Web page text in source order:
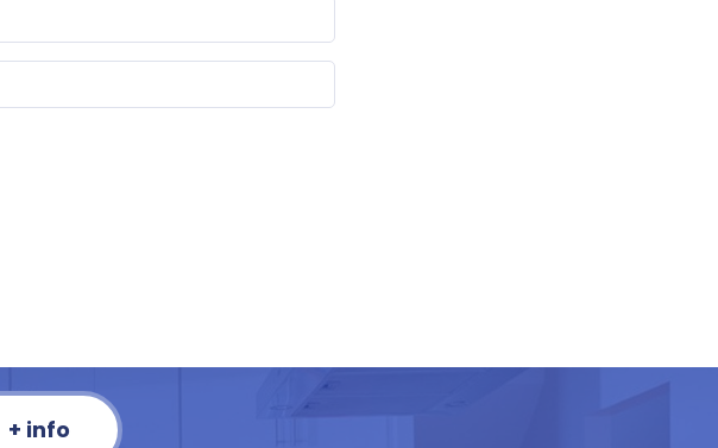
+ info